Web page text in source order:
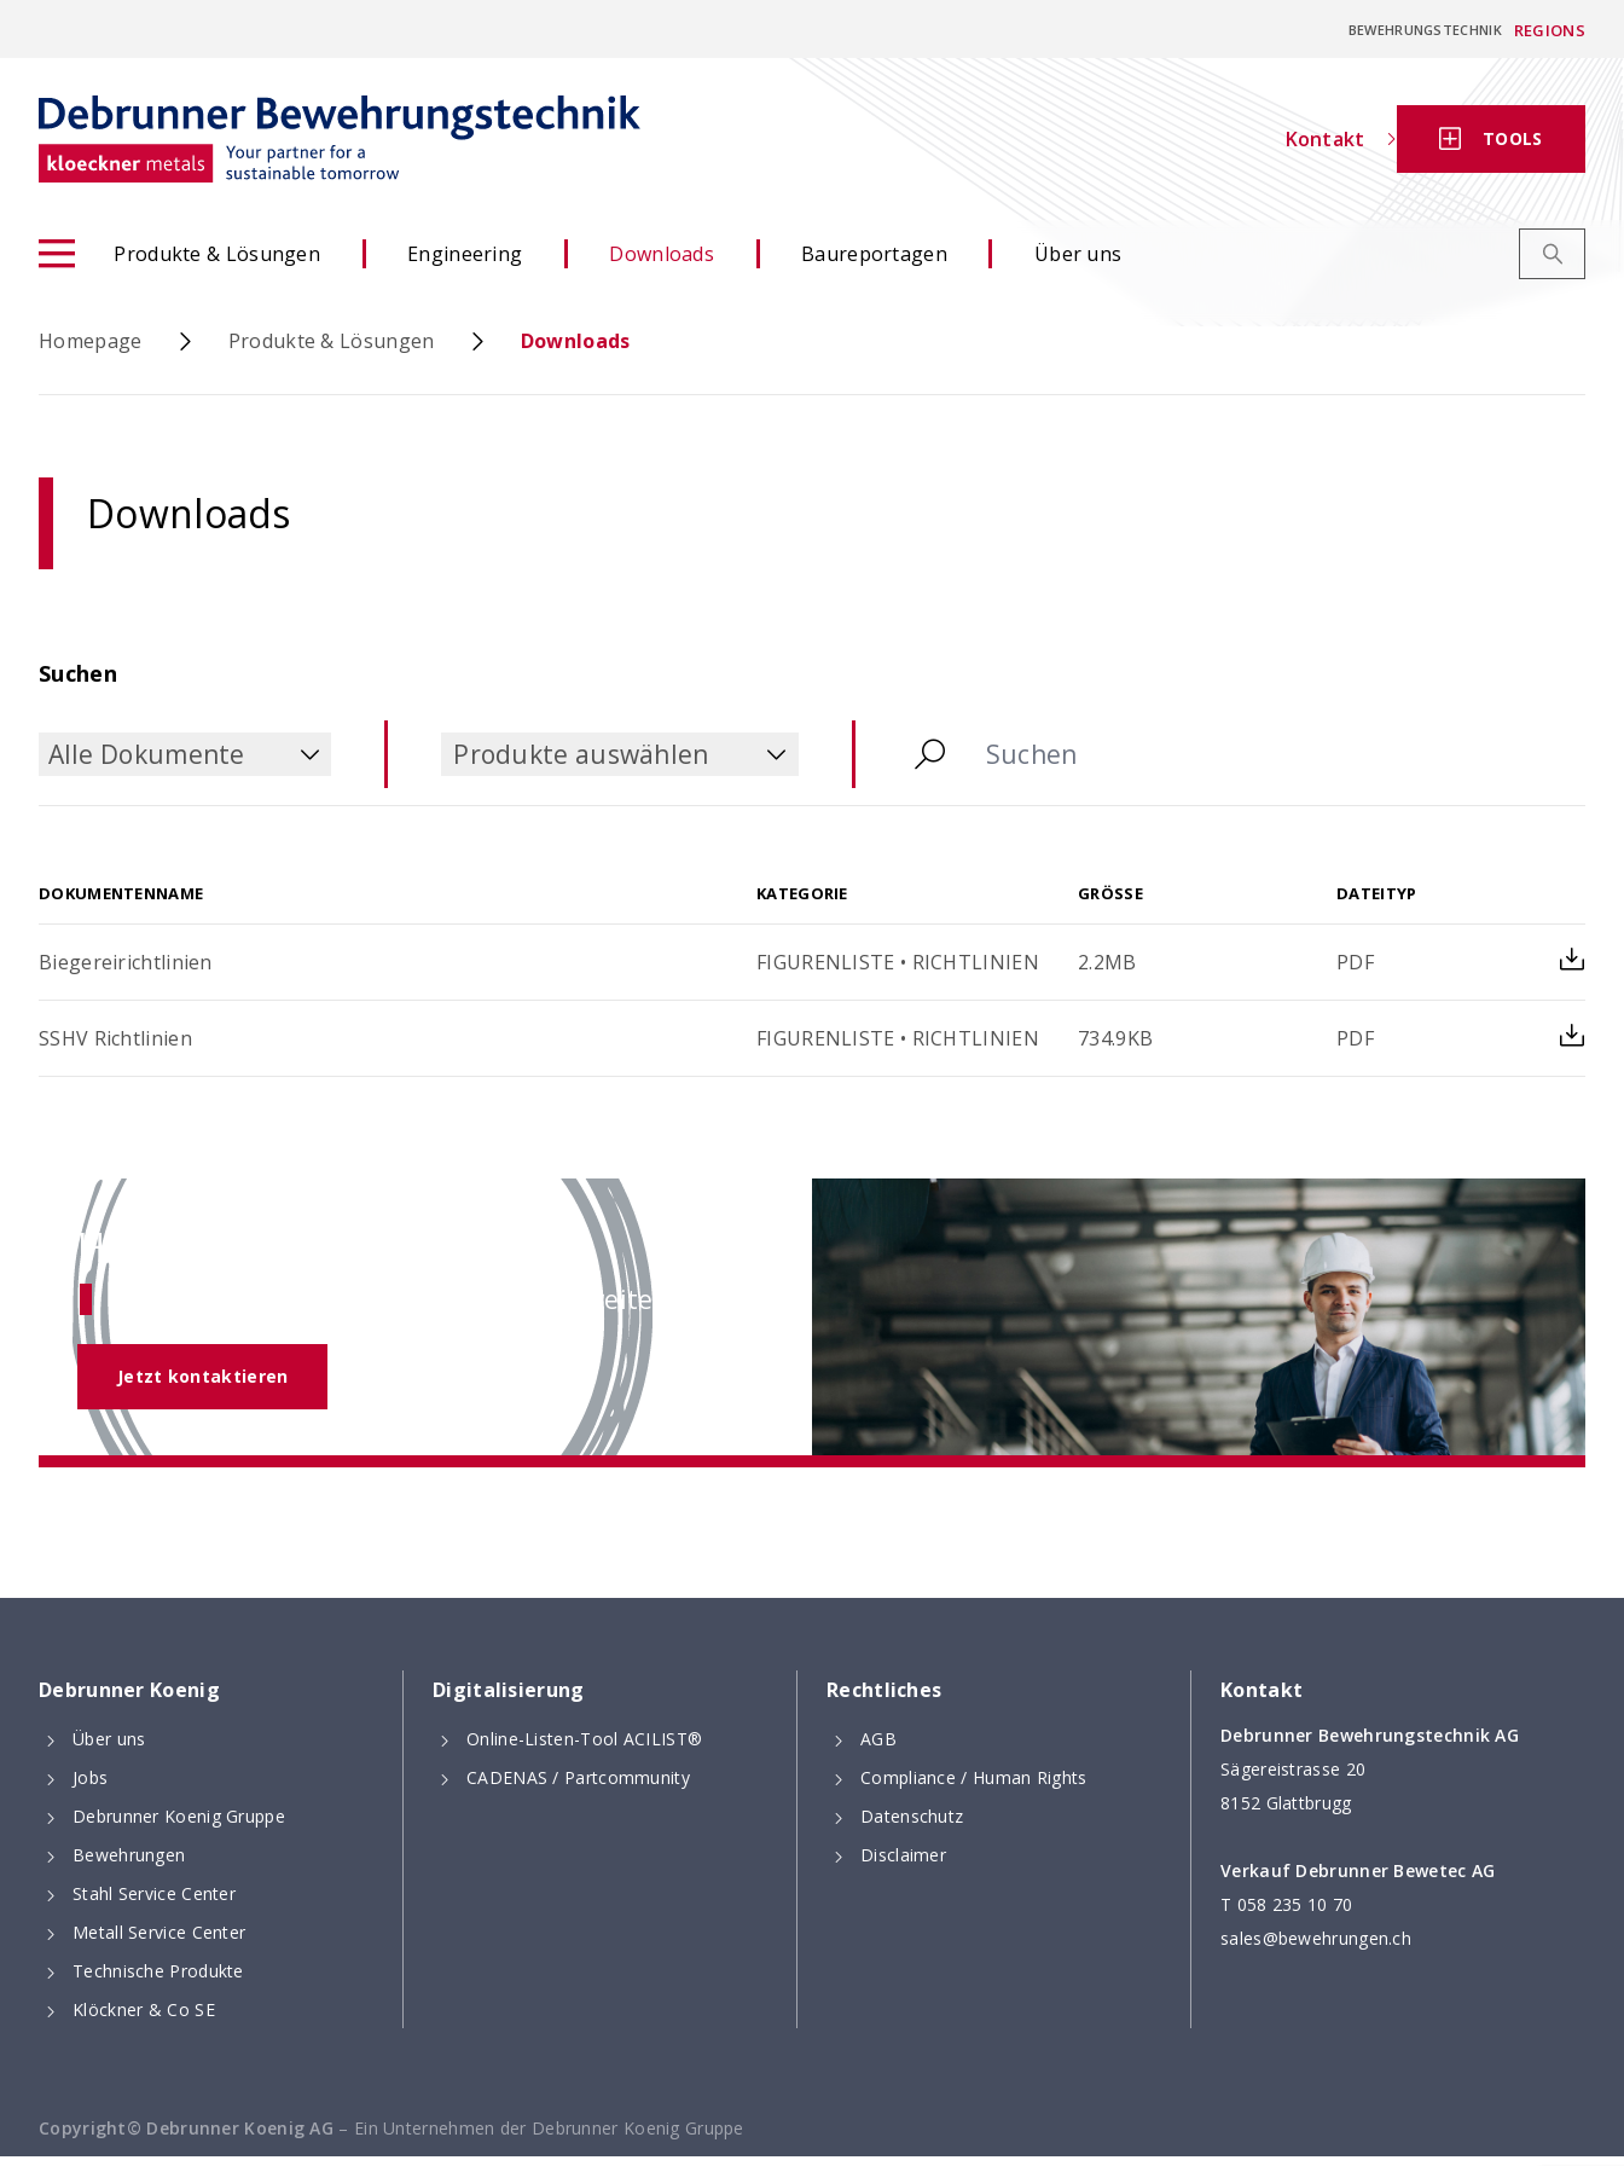
content
BEWEHRUNGSTECHNIK REGIONS
Kontakt TOOLS
Produkte & Lösungen Engineering Downloads Baureportagen Über uns
ACINOXplus® Höhenversatz
- Konfigurator
Homepage Produkte & Lösungen Downloads
Downloads
Suchen
Alle Dokumente
Produkte auswählen
DOKUMENTENNAME KATEGORIE GRÖSSE DATEITYP
Biegereirichtlinien FIGURENLISTE • RICHTLINIEN 2.2MB PDF
SSHV Richtlinien FIGURENLISTE • RICHTLINIEN 734.9KB PDF
Haben Sie Fragen?
Unser Expertenteam hilft Ihnen gerne weiter.
Jetzt kontaktieren
Debrunner Koenig
Über uns
Jobs
Debrunner Koenig Gruppe
Bewehrungen
Stahl Service Center
Metall Service Center
Technische Produkte
Klöckner & Co SE
Digitalisierung
Online-Listen-Tool ACILIST®
CADENAS / Partcommunity
Rechtliches
AGB
Compliance / Human Rights
Datenschutz
Disclaimer
Kontakt
Debrunner Bewehrungstechnik AG
Sägereistrasse 20
8152 Glattbrugg
Verkauf Debrunner Bewetec AG
T 058 235 10 70
sales@bewehrungen.ch
Copyright© Debrunner Koenig AG – Ein Unternehmen der Debrunner Koenig Gruppe